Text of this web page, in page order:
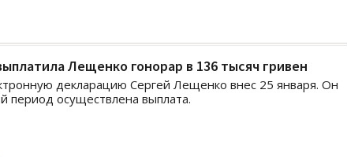
Лещенко гонорар в 136 тысяч гривен
декларацию Сергей Лещенко внес 25 января. Он
период осуществлена выплата.